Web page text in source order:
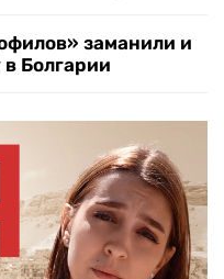
заманили и
Болгарии